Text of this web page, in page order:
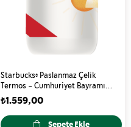
Starbucks® Paslanmaz Çelik
Termos - Cumhuriyet Bayramı
2024 Tasarımlı - 473 ml -
11165359
₺1.559,00
Sepete Ekle